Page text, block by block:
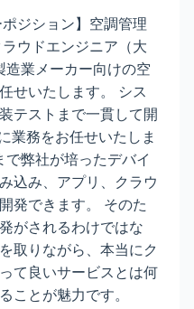
ポジション】空調管理
ウドエンジニア（大
造業メーカー向けの空
せいたします。 シス
テストまで一貫して開
業務をお任せいたしま
弊社が培ったデバイ
込み、アプリ、クラウ
発できます。 そのた
がされるわけではな
取りながら、本当にク
て良いサービスとは何
ことが魅力です。